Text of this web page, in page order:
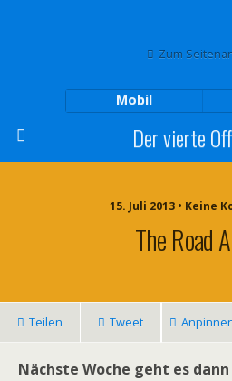
Zum
Mobil
Der vierte
15. Juli 2013 • Keine
The Road
Teilen Tweet
Nächste Woche geht es